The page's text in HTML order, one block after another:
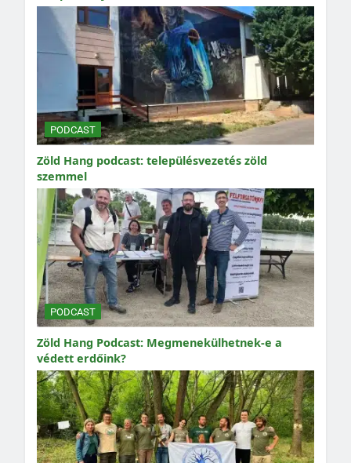
PODCAST
Zöld Hang podcast: településvezetés zöld
szemmel
PODCAST
Zöld Hang Podcast: Megmenekülhetnek-e a
védett erdőink?